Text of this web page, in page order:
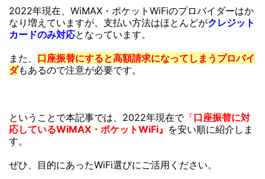
2022年現在、WiMAX・ポケットWiFiのプロバイダーはか
なり増えていますが、支払い方法はほとんどがクレジット
カードのみ対応となっています。
また、 口座振替にすると高額請求になってしまうプロバイ
ダもあるので注意が必要です。
ということで本記事では、2022年現在で『口座振替に対
応しているWiMAX・ ポケットWiFi』 を安い順に紹介しま
す。
ぜひ、目的にあったWiFi選びにご活用ください。